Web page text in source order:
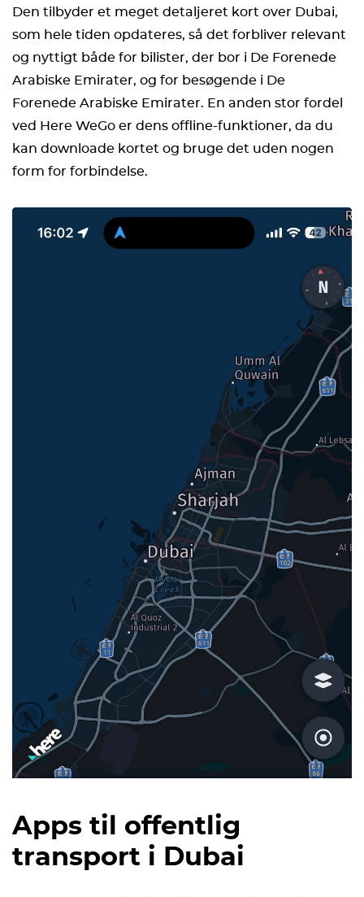
Den tilbyder et meget detaljeret kort over Dubai,
som hele tiden opdateres, så det forbliver relevant
og nyttigt både for bilister, der bor i De Forenede
Arabiske Emirater, og for besøgende i De
Forenede Arabiske Emirater. En anden stor fordel
ved Here WeGo er dens offline-funktioner, da du
kan downloade kortet og bruge det uden nogen
form for forbindelse.
Apps til offentlig
transport i Dubai